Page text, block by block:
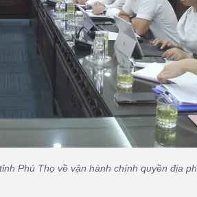
Phú Thọ về vận hành chính quyền địa